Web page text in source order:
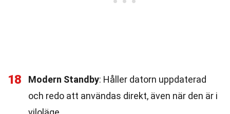
18 Modern Standby: Håller datorn uppdaterad
och redo att användas direkt, även när den är i